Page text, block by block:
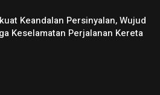
Keandalan Persinyalan, Wujud
Keselamatan Perjalanan Kereta